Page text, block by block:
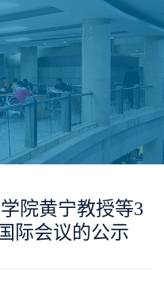
院黄宁教授等3
际会议的公示